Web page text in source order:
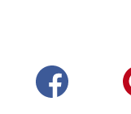
(öffnet sich